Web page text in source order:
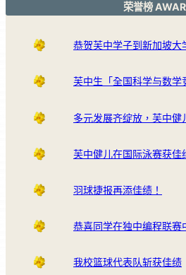
荣誉榜
恭贺芙中学子到新加坡大
芙中生「全国科学与数学
多元发展齐绽放，芙中健
芙中健儿在国际泳赛获佳
羽球捷报再添佳绩！
恭喜同学在独中编程联赛
我校篮球代表队斩获佳绩